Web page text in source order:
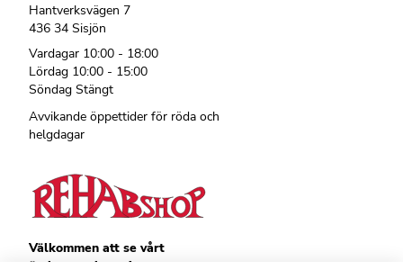
Hantverksvägen 7
436 34 Sisjön
Vardagar 10:00 - 18:00
Lördag 10:00 - 15:00
Söndag Stängt
Avvikande öppettider för röda och
helgdagar
Välkommen att se vårt
övriga sortiment!